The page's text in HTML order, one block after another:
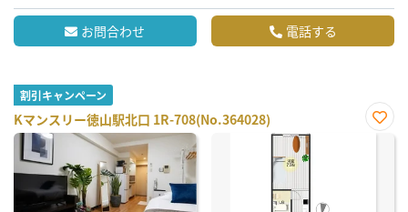
お問合わせ 電話する
割引キャンペーン
Kマンスリー徳山駅北口 1R-708(No.364028)
お気